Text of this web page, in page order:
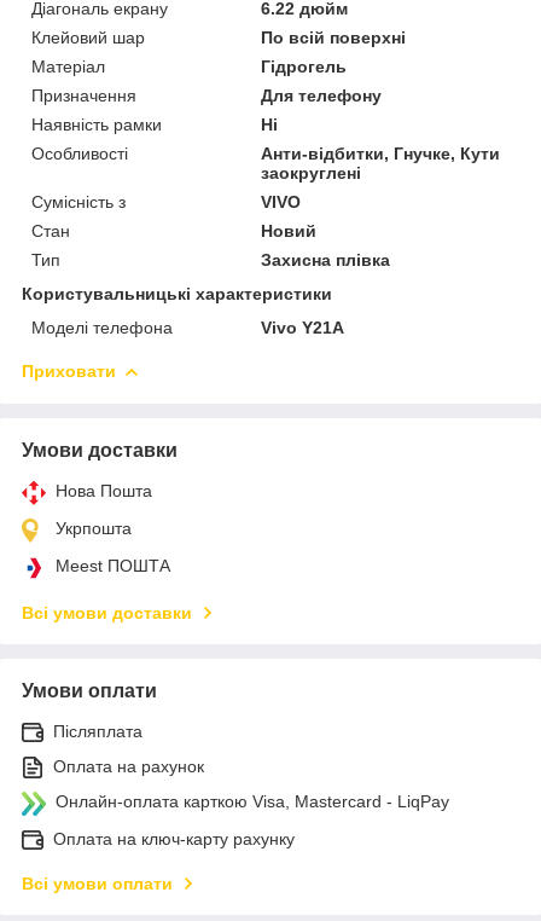
Діагональ екрану
6.22 дюйм
Клейовий шар
По всій поверхні
Матеріал
Гідрогель
Призначення
Для телефону
Наявність рамки
Ні
Особливості
Анти-відбитки, Гнучке, Кути
заокруглені
Сумісність з
VIVO
Стан
Новий
Тип
Захисна плівка
Користувальницькі характеристики
Моделі телефона
Vivo Y21A
Приховати
Умови доставки
Нова Пошта
Укрпошта
Meest ПОШТА
Всі умови доставки
Умови оплати
Післяплата
Оплата на рахунок
Онлайн-оплата карткою Visa, Mastercard - LiqPay
Оплата на ключ-карту рахунку
Всі умови оплати